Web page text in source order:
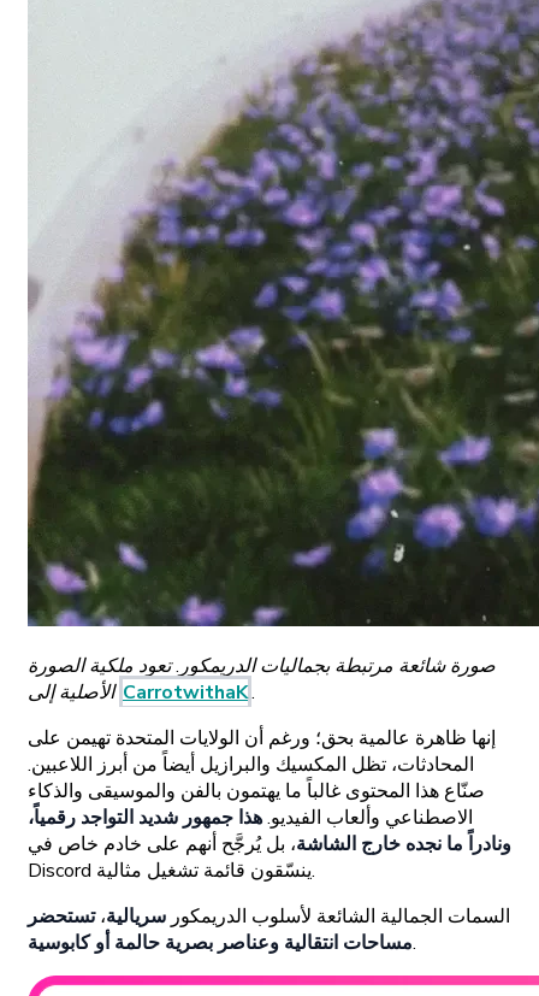
صورة شائعة مرتبطة بجماليات الدريمكور. تعود ملكية الصورة
الأصلية إلى CarrotwithaK.
إنها ظاهرة عالمية بحق؛ ورغم أن الولايات المتحدة تهيمن على
المحادثات، تظل المكسيك والبرازيل أيضاً من أبرز اللاعبين.
صنّاع هذا المحتوى غالباً ما يهتمون بالفن والموسيقى والذكاء
الاصطناعي وألعاب الفيديو.هذا جمهور شديد التواجد رقمياً،
ونادراً ما نجده خارج الشاشة، بل يُرجَّح أنهم على خادم خاص في
Discord ينسّقون قائمة تشغيل مثالية.
السمات الجمالية الشائعة لأسلوب الدريمكور سريالية،تستحضر
مساحات انتقالية وعناصر بصرية حالمة أو كابوسية.